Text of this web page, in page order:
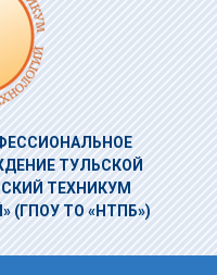
ТУЛЬСКОЙ
ТЕХНИКУМ
(ГПОУ ТО «НТПБ»)